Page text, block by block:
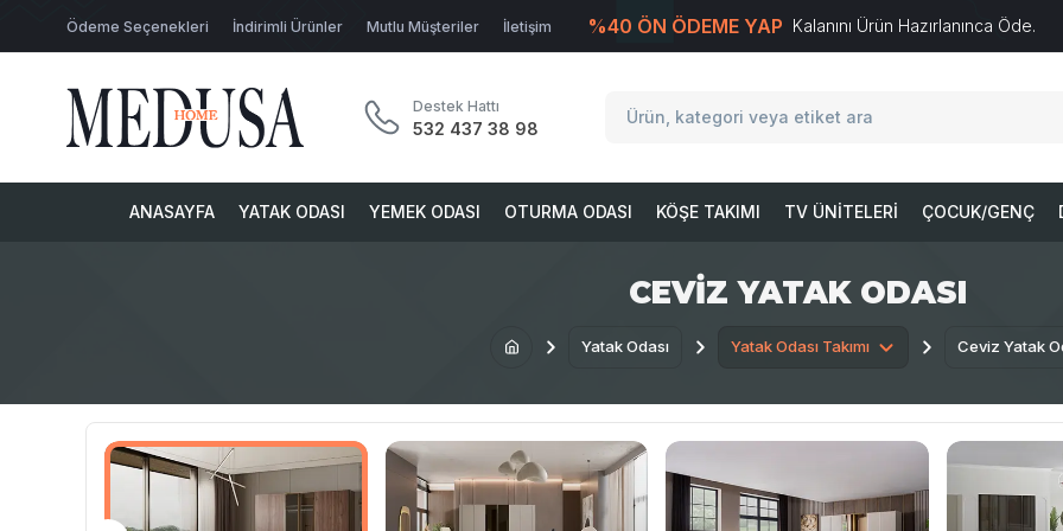
Ödeme Seçenekleri İndirimli Ürünler Mutlu Müşteriler İletişim %40 ÖN ÖDEME YAP Kalanını Ürün Hazırlanınca Öde.
Destek Hattı
532 437 38 98
ANASAYFA YATAK ODASI YEMEK ODASI OTURMA ODASI KÖŞE TAKIMI TV ÜNITELERI ÇOCUK/GENÇ
CEVIZ YATAK ODASI
Yatak Odası Yatak Odası Takımı Ceviz Yatak
T-Soft E-TicaretSistemleriyle Hazırlanmıştır.